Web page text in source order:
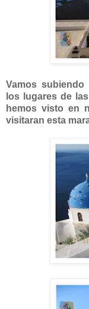
Vamos
los lugares de
hemos visto en
visitaran esta